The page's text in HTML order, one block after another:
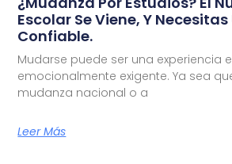
Escolar Se Viene, Y
Confiable.
Mudarse puede ser una experiencia
emocionalmente exigente. Ya sea
mudanza nacional o a
Leer Más